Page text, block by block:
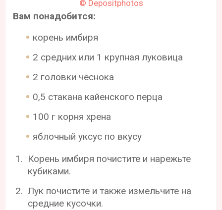
© Depositphotos
Вам понадобится:
корень имбиря
2 средних или 1 крупная луковица
2 головки чеснока
0,5 стакана кайенского перца
100 г корня хрена
яблочный уксус по вкусу
Корень имбиря почистите и нарежьте
кубиками.
Лук почистите и также измельчите на
средние кусочки.